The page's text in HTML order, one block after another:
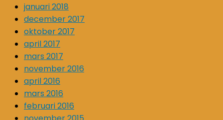
januari 2018
december 2017
oktober 2017
april 2017
mars 2017
november 2016
april 2016
mars 2016
februari 2016